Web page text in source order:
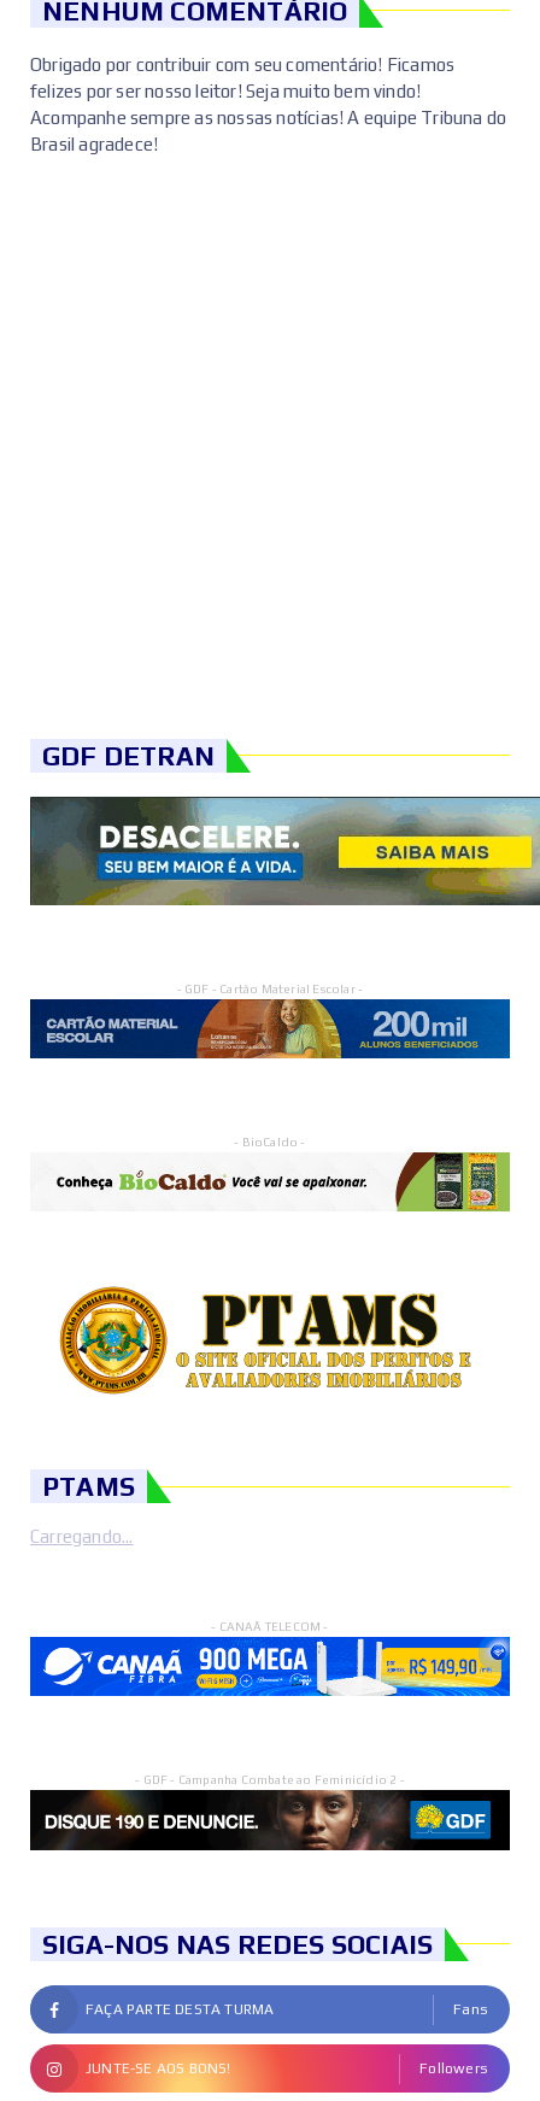
NENHUM COMENTÁRIO
Obrigado por contribuir com seu comentário! Ficamos
felizes por ser nosso leitor! Seja muito bem vindo!
Acompanhe sempre as nossas notícias! A equipe Tribuna do
Brasil agradece!
GDF DETRAN
- GDF - Cartão Material Escolar -
- BioCaldo -
PTAMS
Carregando...
- CANAÃ TELECOM -
- GDF - Campanha Combate ao Feminicídio 2 -
SIGA-NOS NAS REDES SOCIAIS
FAÇA PARTE DESTA TURMA Fans
JUNTE-SE AOS BONS! Followers